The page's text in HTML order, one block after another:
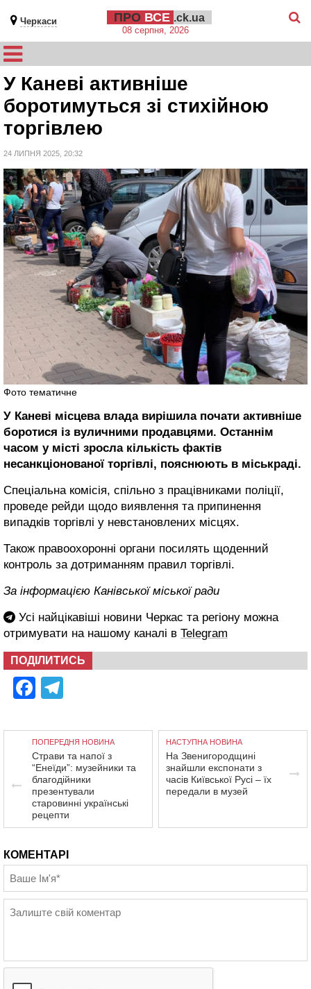
Черкаси ПРО ВСЕ .ck.ua
08 серпня, 2026
У Каневі активніше
боротимуться зі стихійною
торгівлею
24 ЛИПНЯ 2025, 20:32
Фото тематичне
У Каневі місцева влада вирішила почати активніше
боротися із вуличними продавцями. Останнім
часом у місті зросла кількість фактів
несанкціонованої торгівлі, пояснюють в міськраді.
Спеціальна комісія, спільно з працівниками поліції,
проведе рейди щодо виявлення та припинення
випадків торгівлі у невстановлених місцях.
Також правоохоронні органи посилять щоденний
контроль за дотриманням правил торгівлі.
За інформацією Канівської міської ради
Усі найцікавіші новини Черкас та регіону можна
отримувати на нашому каналі в Telegram
ПОДІЛИТИСЬ
Facebook
ПОПЕРЕДНЯ НОВИНА
Страви та напої з
“Енеїди”: музейники та
благодійники
презентували
старовинні українські
рецепти
НАСТУПНА НОВИНА
На Звенигородщині
знайшли експонати з
часів Київської Русі – їх
передали в музей
КОМЕНТАРІ